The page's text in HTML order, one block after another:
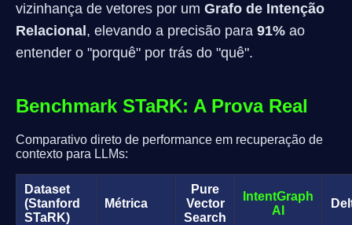
vizinhança de vetores por um Grafo de Intenção
Relacional , elevando a precisão para 91% ao
entender o "porquê" por trás do "quê".
Benchmark STaRK: A Prova Real
Comparativo direto de performance em recuperação de
contexto para LLMs:
Dataset
(Stanford
STaRK)
Métrica
Pure
Vector
Search
IntentGraph
AI